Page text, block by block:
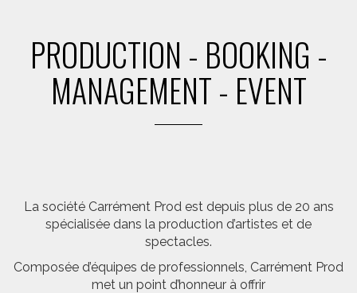
PRODUCTION - BOOKING -
MANAGEMENT - EVENT
La société Carrément Prod est depuis plus de 20 ans
spécialisée dans la production d’artistes et de
spectacles.
Composée d’équipes de professionnels, Carrément Prod
met un point d’honneur à offrir